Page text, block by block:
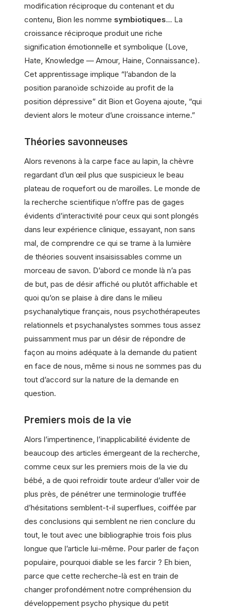
modification réciproque du contenant et du
contenu, Bion les nomme symbiotiques… La
croissance réciproque produit une riche
signification émotionnelle et symbolique (Love,
Hate, Knowledge — Amour, Haine, Connaissance).
Cet apprentissage implique “l’abandon de la
position paranoïde schizoïde au profit de la
position dépressive” dit Bion et Goyena ajoute, “qui
devient alors le moteur d’une croissance interne.”
Théories savonneuses
Alors revenons à la carpe face au lapin, la chèvre
regardant d’un œil plus que suspicieux le beau
plateau de roquefort ou de maroilles. Le monde de
la recherche scientifique n’offre pas de gages
évidents d’interactivité pour ceux qui sont plongés
dans leur expérience clinique, essayant, non sans
mal, de comprendre ce qui se trame à la lumière
de théories souvent insaisissables comme un
morceau de savon. D’abord ce monde là n’a pas
de but, pas de désir affiché ou plutôt affichable et
quoi qu’on se plaise à dire dans le milieu
psychanalytique français, nous psychothérapeutes
relationnels et psychanalystes sommes tous assez
puissamment mus par un désir de répondre de
façon au moins adéquate à la demande du patient
en face de nous, même si nous ne sommes pas du
tout d’accord sur la nature de la demande en
question.
Premiers mois de la vie
Alors l’impertinence, l’inapplicabilité évidente de
beaucoup des articles émergeant de la recherche,
comme ceux sur les premiers mois de la vie du
bébé, a de quoi refroidir toute ardeur d’aller voir de
plus près, de pénétrer une terminologie truffée
d’hésitations semblent-t-il superflues, coiffée par
des conclusions qui semblent ne rien conclure du
tout, le tout avec une bibliographie trois fois plus
longue que l’article lui-même. Pour parler de façon
populaire, pourquoi diable se les farcir ? Eh bien,
parce que cette recherche-là est en train de
changer profondément notre compréhension du
développement psycho physique du petit